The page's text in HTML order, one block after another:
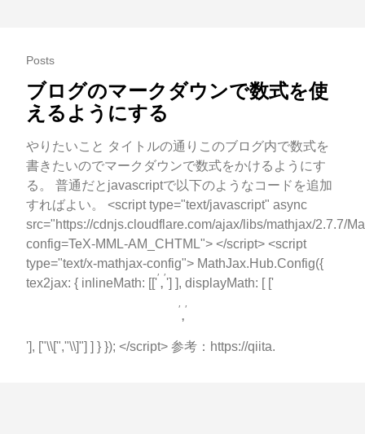
Posts
ブログのマークダウンで数式を使
えるようにする
やりたいこと タイトルの通りこのブログ内で数式を
書きたいのでマークダウンで数式をかけるようにす
る。 普通だとjavascriptで以下のようなコードを追加
すればよい。 <script type="text/javascript" async
src="https://cdnjs.cloudflare.com/ajax/libs/mathjax/2.7.7/
config=TeX-MML-AM_CHTML"> </script> <script
type="text/x-mathjax-config"> MathJax.Hub.Config({
tex2jax: { inlineMath: [['′,′
′ ,′'] ], displayMath: [ ['
′,′
′ ,′
'], ["\\[","\\]"] ] } }); </script> 参考：https://qiita.